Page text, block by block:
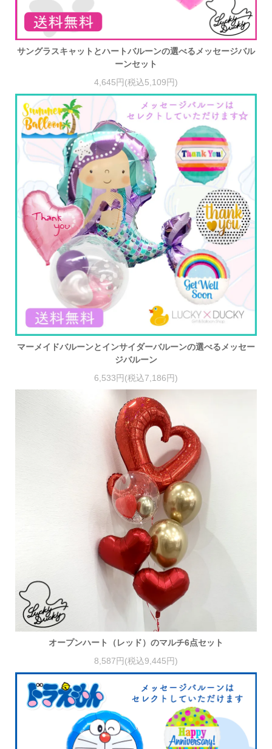
サングラスキャットとハートバルーンの選べるメッセージバル
ーンセット
4,645円(税込5,109円)
マーメイドバルーンとインサイダーバルーンの選べるメッセー
ジバルーン
6,533円(税込7,186円)
オープンハート（レッド）のマルチ6点セット
8,587円(税込9,445円)